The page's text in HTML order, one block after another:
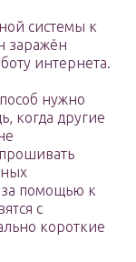
системы к
заражён
интернета.
нужно
когда другие
за помощью к
с
короткие